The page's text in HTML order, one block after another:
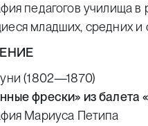
педагогов училища в
младших, средних и
(1802—1870)
фрески» из балета
Мариуса Петипа